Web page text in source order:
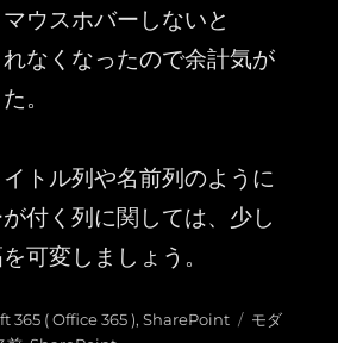
ウスホバーしないと
なくなったので余計気が
。
トル列や名前列のように
付く列に関しては、少し
可変しましょう。
365 ( Office 365 ),SharePoint
タ
モダ